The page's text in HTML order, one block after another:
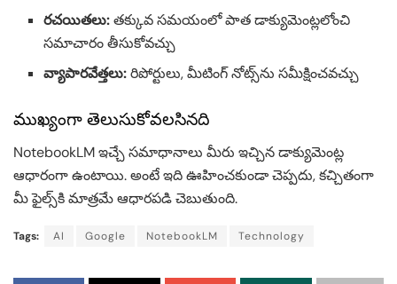
రచయితలు:తక్కువ సమయంలో పాత డాక్యుమెంట్లలోంచి
సమాచారం తీసుకోవచ్చు
వ్యాపారవేత్తలు:రిపోర్టులు, మీటింగ్ నోట్స్‌ను సమీక్షించవచ్చు
ముఖ్యంగా తెలుసుకోవలసినది
NotebookLM ఇచ్చే సమాధానాలు మీరు ఇచ్చిన డాక్యుమెంట్ల
ఆధారంగా ఉంటాయి. అంటే ఇది ఊహించకుండా చెప్పదు, కచ్చితంగా
మీ ఫైల్స్‌కి మాత్రమే ఆధారపడి చెబుతుంది.
Tags: AI Google NotebookLM Technology